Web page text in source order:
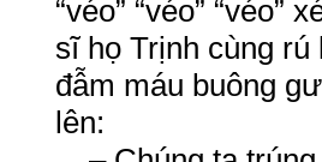
“véo” “véo” “véo”
sĩ họ Trịnh cùng
đẫm máu buông
lên: